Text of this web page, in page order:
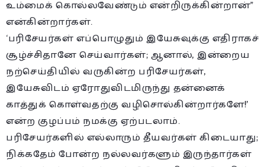
உம்மைக் கொல்லவேண்டும் என்றிருக்கின்றான்”
என்கின்றார்கள்.
‘பரிசேயர்கள் எப்பொழுதும் இயேசுவுக்கு எதிராகச்
சூழ்ச்சிதானே செய்வார்கள்; ஆனால், இன்றைய
நற்செய்தியில் வருகின்ற பரிசேயர்கள்,
இயேசுவிடம் ஏரோதுவிடமிருந்து தன்னைக்
காத்துக் கொள்வதற்கு வழிசொல்கின்றார்களே!’
என்ற குழப்பம் நமக்கு ஏற்படலாம்.
பரிசேயர்களில் எல்லாரும் தீயவர்கள் கிடையாது;
நிக்கதேம் போன்ற நல்லவர்களும் இருந்தார்கள்